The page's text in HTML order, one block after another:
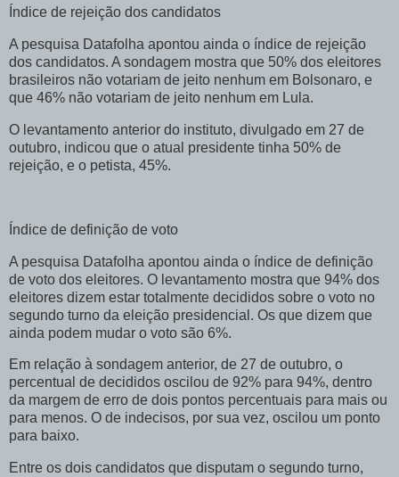
Índice de rejeição dos candidatos
A pesquisa Datafolha apontou ainda o índice de rejeição
dos candidatos. A sondagem mostra que 50% dos eleitores
brasileiros não votariam de jeito nenhum em Bolsonaro, e
que 46% não votariam de jeito nenhum em Lula.
O levantamento anterior do instituto, divulgado em 27 de
outubro, indicou que o atual presidente tinha 50% de
rejeição, e o petista, 45%.
Índice de definição de voto
A pesquisa Datafolha apontou ainda o índice de definição
de voto dos eleitores. O levantamento mostra que 94% dos
eleitores dizem estar totalmente decididos sobre o voto no
segundo turno da eleição presidencial. Os que dizem que
ainda podem mudar o voto são 6%.
Em relação à sondagem anterior, de 27 de outubro, o
percentual de decididos oscilou de 92% para 94%, dentro
da margem de erro de dois pontos percentuais para mais ou
para menos. O de indecisos, por sua vez, oscilou um ponto
para baixo.
Entre os dois candidatos que disputam o segundo turno,